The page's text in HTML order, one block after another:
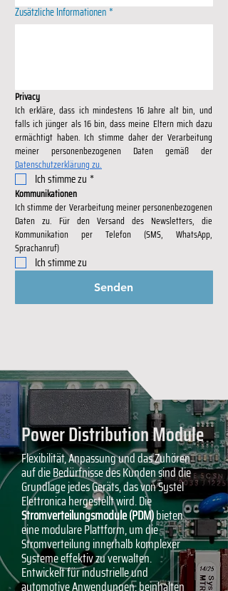
Zusätzliche Informationen*
Privacy
Ich erkläre, dass ich mindestens 16 Jahre alt bin, und
falls ich jünger als 16 bin, dass meine Eltern mich dazu
ermächtigt haben. Ich stimme daher der Verarbeitung
Datenschutzerklärung zu.
Ich stimme zu *
Kommunikationen
Ich stimme der Verarbeitung meiner personenbezogenen
Daten zu. Für den Versand des Newsletters, die
Kommunikation per Telefon (SMS, WhatsApp,
Sprachanruf)
Ich stimme zu
Senden
Power Distribution Module
Flexibilität, Anpassung und das Zuhören
auf die Bedürfnisse des Kunden sind die
Grundlage jedes Geräts, das von Systel
Elettronica hergestellt wird. Die
Stromverteilungsmodule (PDM)bieten
eine modulare Plattform, um die
Stromverteilung innerhalb komplexer
Systeme effektiv zu verwalten.
Entwickelt für industrielle und
automotive Anwendungen, beinhalten